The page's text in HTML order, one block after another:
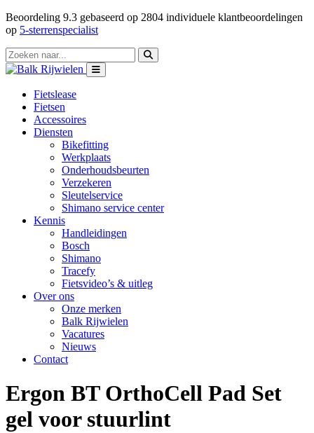
Beoordeling 9.3 gebaseerd op 2804 individuele klantbeoordelingen
op 5-sterrenspecialist
Fietslease
Fietsen
Accessoires
Diensten
Bikefitting
Werkplaats
Onderhoudsbeurten
Verzekeren
Sleutelservice
Shimano service center
Kennis
Handleidingen
Bosch
Shimano
Tracefy
Fietsvideo’s & uitleg
Over ons
Onze merken
Balk Rijwielen
Vacatures
Nieuws
Contact
Ergon BT OrthoCell Pad Set
gel voor stuurlint